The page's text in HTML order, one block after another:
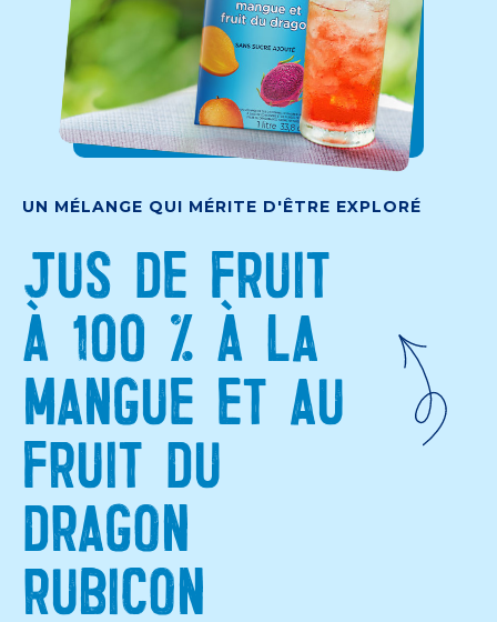
UN MÉLANGE QUI MÉRITE D'ÊTRE EXPLORÉ
JUS DE FRUIT
À 100 % À LA
MANGUE ET AU
FRUIT DU
DRAGON
RUBICON